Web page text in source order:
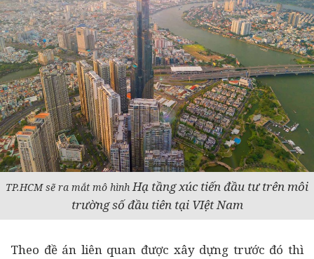
TP.HCM sẽ ra mắt mô hìnhHạ tầng xúc tiến đầu tư trên môi
trường số đầu tiên tại VIệt Nam
Theo đề án liên quan được xây dựng trước đó thì